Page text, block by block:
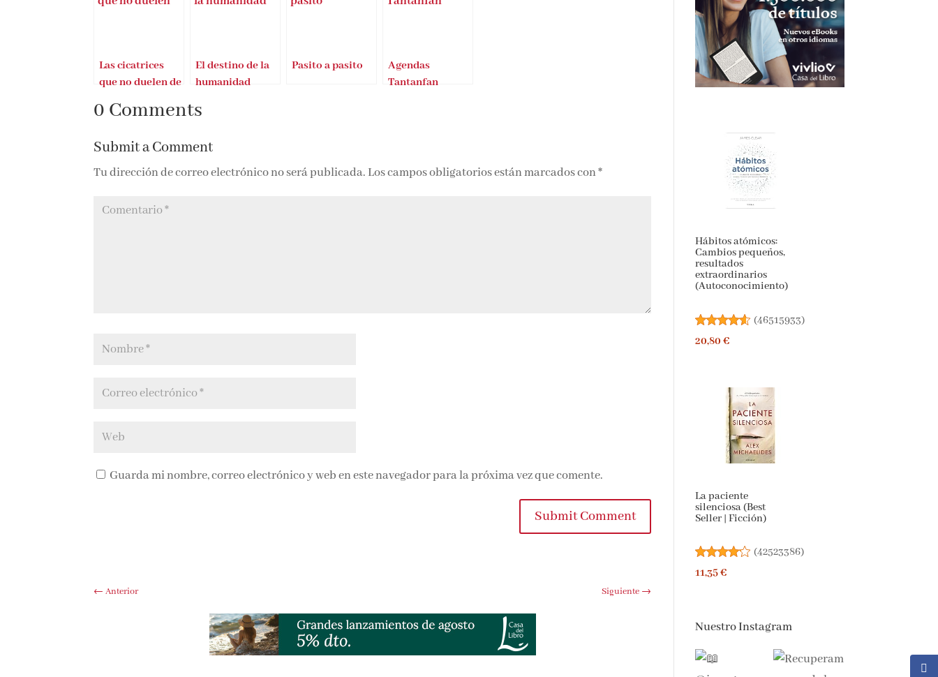
Las cicatrices
que no duelen de
El destino de la
humanidad
Pasito a pasito
Agendas
Tantanfan
0 Comments
Submit a Comment
Tu dirección de correo electrónico no será publicada. Los campos obligatorios están marcados con*
Guarda mi nombre, correo electrónico y web en este navegador para la próxima vez que comente.
Submit Comment
←Anterior Siguiente→
Hábitos atómicos:
Cambios pequeños,
resultados
extraordinarios
(Autoconocimiento)
(46515933)
20,80 €
La paciente
silenciosa (Best
Seller | Ficción)
(42523386)
11,35 €
Nuestro Instagram